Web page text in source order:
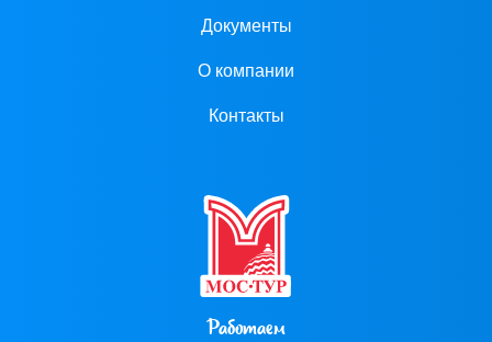
Документы
О компании
Контакты
Работаем